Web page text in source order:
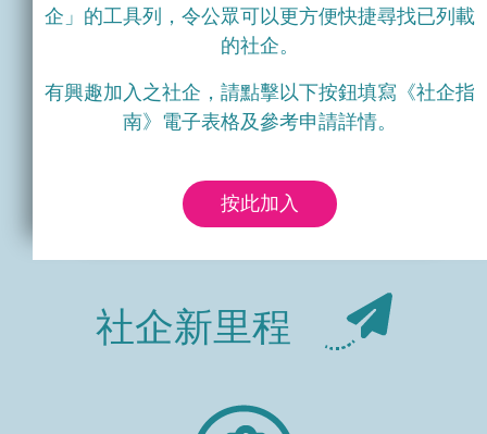
企」的工具列，令公眾可以更方便快捷尋找已列載
的社企。
有興趣加入之社企，請點擊以下按鈕填寫《社企指
南》電子表格及參考申請詳情。
按此加入
社企新里程